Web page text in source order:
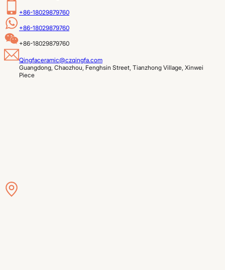
+86-18029879760
+86-18029879760
+86-18029879760
Qingfaceramic@czqingfa.com
Guangdong, Chaozhou, Fenghsin Street, Tianzhong Village, Xinwei
Piece